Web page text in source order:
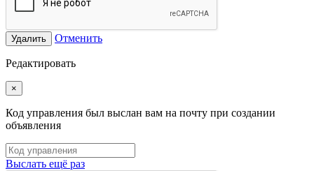
Удалить Отменить
Редактировать
×
Код управления был выслан вам на почту при создании
объявления
Выслать ещё раз